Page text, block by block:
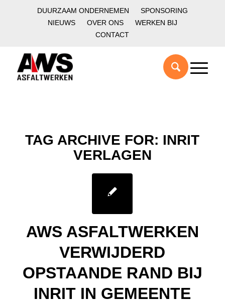
DUURZAAM ONDERNEMEN
SPONSORING
NIEUWS
OVER ONS
WERKEN BIJ
CONTACT
TAG ARCHIVE FOR: INRIT
VERLAGEN
AWS ASFALTWERKEN
VERWIJDERD
OPSTAANDE RAND BIJ
INRIT IN GEMEENTE